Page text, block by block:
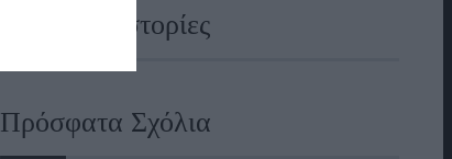
Ναυτικές Ιστορίες
Πρόσφατα Σχόλια